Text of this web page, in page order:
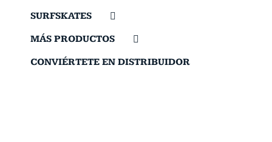
SURFSKATES
MÁS PRODUCTOS
CONVIÉRTETE EN DISTRIBUIDOR